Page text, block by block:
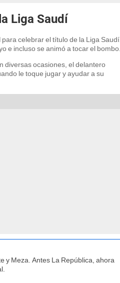
Liga Saudí
celebrar el título de la Liga Saudí.
e incluso se animó a tocar el bombo.
diversas ocasiones, el delantero
le toque jugar y ayudar a su
y Meza. Antes La República, ahora